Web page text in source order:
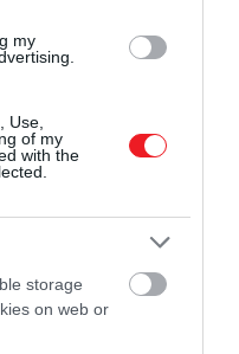
my
Use,
of my
with the
storage
on web or
a
is